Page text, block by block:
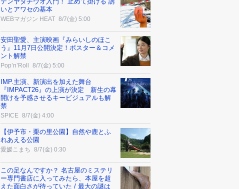
いとアワセの基本
WEBマガジン HEAT 8/7(金) 5:00
安田聖愛、主演映画『みらいしのほこ
う』11月7日公開決定！ポスター＆コメ
ント解禁
Pop’n’Roll 8/7(金) 5:00
IMP.主演、新演出を加えた舞台
『IMPACT26』の上演が決定 新生の幕
開けを予感させるキービジュアルも解
禁
SPICE 8/7(金) 4:00
【伊予市・栗の里公園】自然や鹿とふ
れあえる公園
愛媛こまち 8/7(金) 0:30
この足なんですか？ 名古屋のミステリ
ー専門書店に入ってみたら、本屋を超
えた面白さが待っていた / 最大の謎は